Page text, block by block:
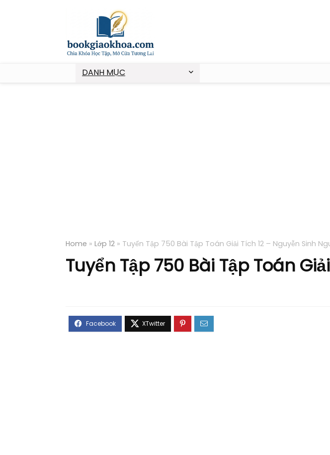
DANH MỤC
Home » Lớp 12 » Tuyển Tập 750 Bài Tập Toán Giải Tích 12 – Nguyễn Sinh
Tuyển Tập 750 Bài Tập Toán